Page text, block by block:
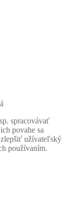
spracovávať
povahe sa
zlepšiť užívateľský
používaním.